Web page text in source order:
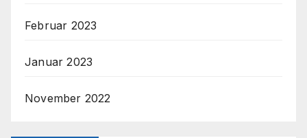
Februar 2023
Januar 2023
November 2022